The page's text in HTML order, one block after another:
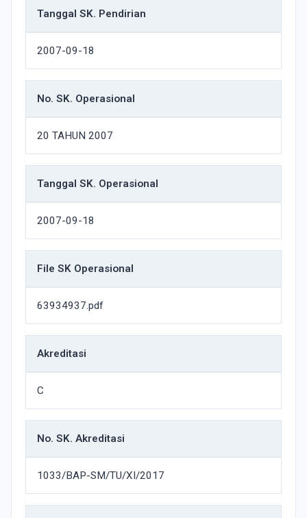
Tanggal SK. Pendirian
2007-09-18
No. SK. Operasional
20 TAHUN 2007
Tanggal SK. Operasional
2007-09-18
File SK Operasional
63934937.pdf
Akreditasi
C
No. SK. Akreditasi
1033/BAP-SM/TU/XI/2017